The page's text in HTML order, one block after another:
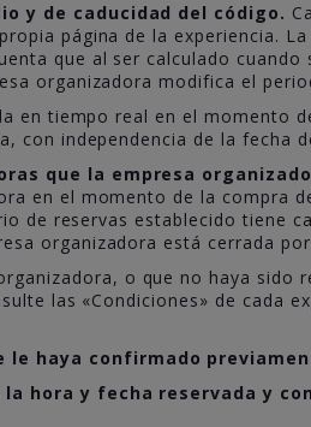
y de caducidad del código.
página de la experiencia.
que al ser calculado
organizadora modifica el
en tiempo real en el momento
con independencia de la fecha
que la empresa
en el momento de la compra
de reservas establecido tiene
organizadora está cerrada
o que no haya sido
las «Condiciones» de cada
le haya confirmado
hora y fecha reservada y